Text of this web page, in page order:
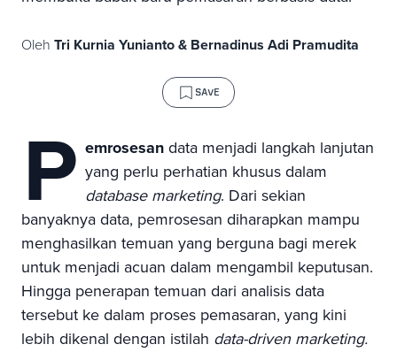
Oleh Tri Kurnia Yunianto & Bernadinus Adi Pramudita
SAVE
P emrosesandata menjadi langkah lanjutan
yang perlu perhatian khusus dalam
database marketing. Dari sekian
banyaknya data, pemrosesan diharapkan mampu
menghasilkan temuan yang berguna bagi merek
untuk menjadi acuan dalam mengambil keputusan.
Hingga penerapan temuan dari analisis data
tersebut ke dalam proses pemasaran, yang kini
lebih dikenal dengan istilah data-driven marketing.